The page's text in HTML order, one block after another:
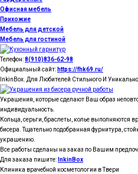
Офисная мебель
Прихожие
Мебель для детской
Мебель для гостиной
Телефон:8(910)836-62-98
Официальный сайт: https://fhk69.ru/
InkinBox. Для Любителей Стильного И
Украшения, которые сделают Ваш образ
индивидуальность.
Кольца, серьги, браслеты, колье выполняются
бисера. Тщательно подобранная фурнитура,
украшению.
Все работы сделаны на заказ по Вашим
Для заказа пишите: InkinBox
Клиника врачебной косметологии в Твери